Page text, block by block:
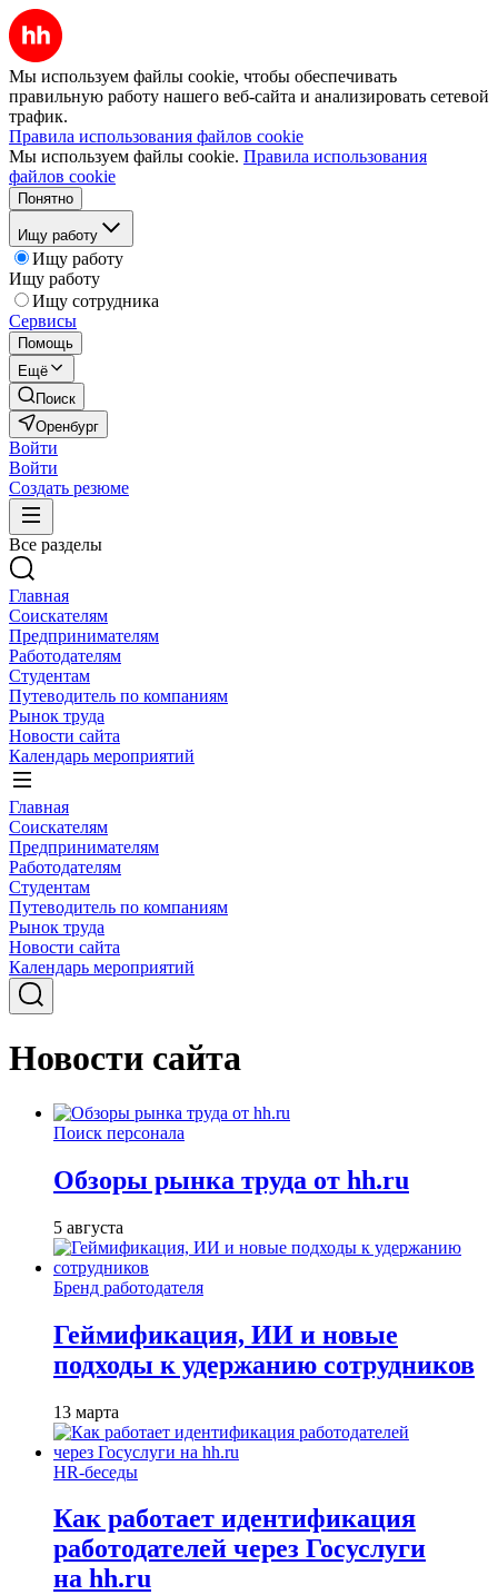
Мы используем файлы cookie, чтобы обеспечивать
правильную работу нашего веб-сайта и анализировать сетевой
трафик.
Правила использования файлов cookie
Мы используем файлы cookie. Правила использования
файлов cookie
Понятно
Ищу работу
Ищу работу
Ищу работу
Ищу сотрудника
Сервисы
Помощь
Ещё
Поиск
Оренбург
Войти
Войти
Создать резюме
Все разделы
Главная
Соискателям
Предпринимателям
Работодателям
Студентам
Путеводитель по компаниям
Рынок труда
Новости сайта
Календарь мероприятий
Главная
Соискателям
Предпринимателям
Работодателям
Студентам
Путеводитель по компаниям
Рынок труда
Новости сайта
Календарь мероприятий
Новости сайта
Поиск персонала
Обзоры рынка труда от hh.ru
5 августа
Бренд работодателя
Геймификация, ИИ и новые
подходы к удержанию сотрудников
13 марта
HR-беседы
Как работает идентификация
работодателей через Госуслуги
на hh.ru